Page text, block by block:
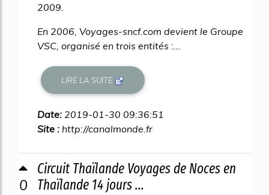
2009.
En 2006, Voyages-sncf.com devient le Groupe
VSC, organisé en trois entités :...
LIRE LA SUITE
Date: 2019-01-30 09:36:51
Site : http://canalmonde.fr
0
Circuit Thaïlande Voyages de Noces en
Thaïlande 14 jours ...